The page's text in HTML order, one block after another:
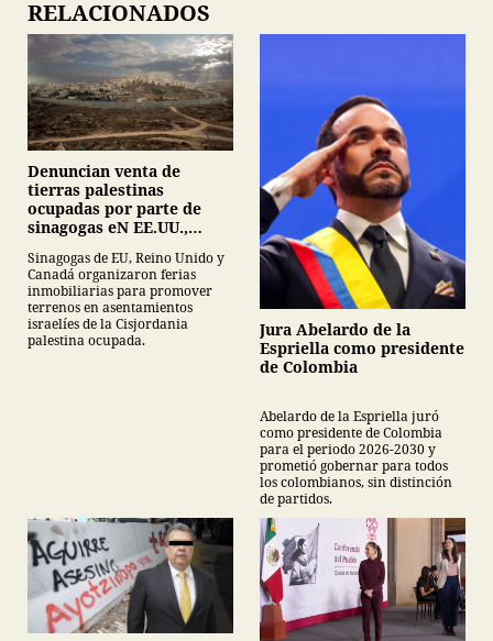
RELACIONADOS
Denuncian venta de
tierras palestinas
ocupadas por parte de
sinagogas eN EE.UU.,
Sinagogas de EU, Reino Unido y
Canadá organizaron ferias
inmobiliarias para promover
terrenos en asentamientos
israelíes de la Cisjordania
palestina ocupada.
Jura Abelardo de la
Espriella como presidente
de Colombia
Abelardo de la Espriella juró
como presidente de Colombia
para el periodo 2026-2030 y
prometió gobernar para todos
los colombianos, sin distinción
de partidos.